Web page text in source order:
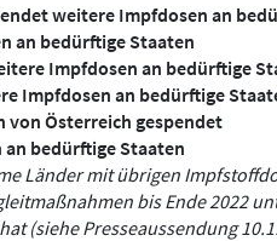
weitere Impfdosen an
an bedürftige Staaten
Impfdosen an bedürftige
Impfdosen an bedürftige
von Österreich gespendet
bedürftige Staaten
Länder mit übrigen
bis Ende 2022
(siehe Presseaussendung